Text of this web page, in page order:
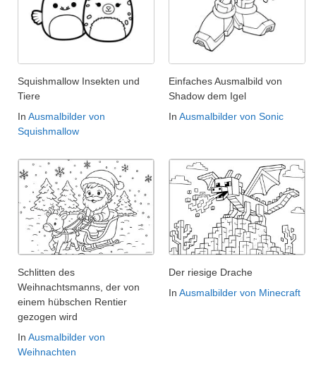
Squishmallow Insekten und
Tiere
In Ausmalbilder von
Squishmallow
Einfaches Ausmalbild von
Shadow dem Igel
In Ausmalbilder von Sonic
Schlitten des
Weihnachtsmanns, der von
einem hübschen Rentier
gezogen wird
In Ausmalbilder von
Weihnachten
Der riesige Drache
In Ausmalbilder von Minecraft